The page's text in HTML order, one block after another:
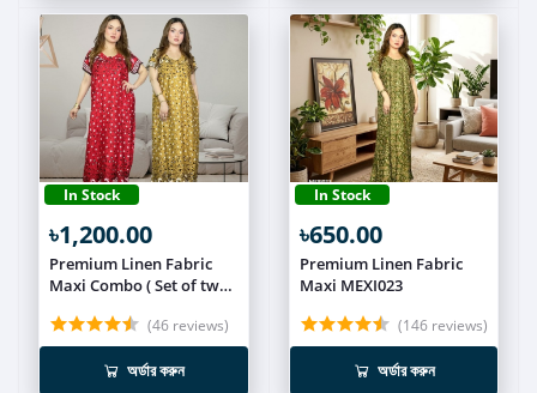
In Stock
৳1,200.00
Premium Linen Fabric
Maxi Combo ( Set of two )
(46 reviews)
অর্ডার করুন
In Stock
৳650.00
Premium Linen Fabric
Maxi MEXI023
(146 reviews)
অর্ডার করুন